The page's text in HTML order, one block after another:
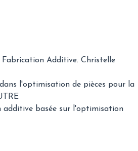
Additive. Christelle
l'optimisation de pièces pour la
additive basée sur l'optimisation